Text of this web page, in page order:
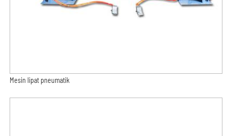
Mesin lipat pneumatik